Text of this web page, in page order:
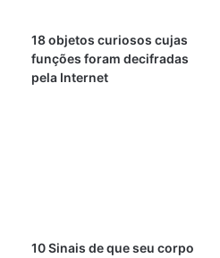
18 objetos curiosos cujas
funções foram decifradas
pela Internet
10 Sinais de que seu corpo